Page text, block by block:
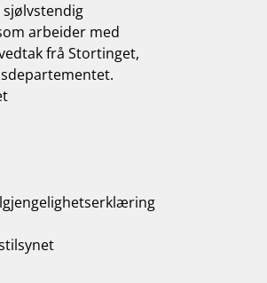
arbeider med
frå Stortinget,